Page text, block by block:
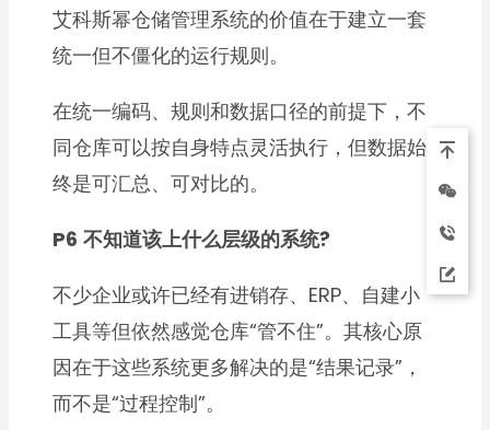
艾科斯幂仓储管理系统的价值在于建立一套
统一但不僵化的运行规则。
在统一编码、规则和数据口径的前提下，不
同仓库可以按自身特点灵活执行，但数据始
终是可汇总、可对比的。
P6 不知道该上什么层级的系统?
不少企业或许已经有进销存、ERP、自建小
工具等但依然感觉仓库“管不住”。其核心原
因在于这些系统更多解决的是“结果记录”，
而不是“过程控制”。